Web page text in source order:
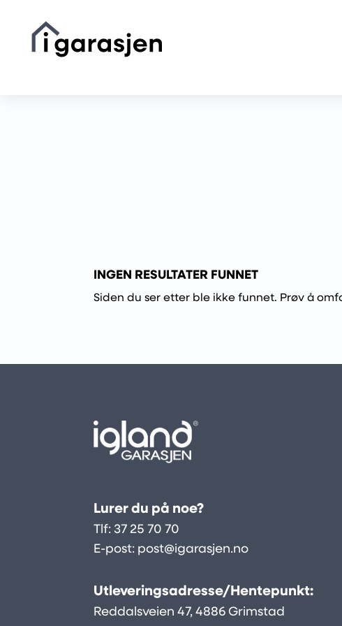
INGEN RESULTATER FUNNET
Siden du ser etter ble ikke funnet. Prøv å
Lurer du på noe?
Tlf: 37 25 70 70
E-post: post@igarasjen.no
Utleveringsadresse/Hentepunkt:
Reddalsveien 47, 4886 Grimstad